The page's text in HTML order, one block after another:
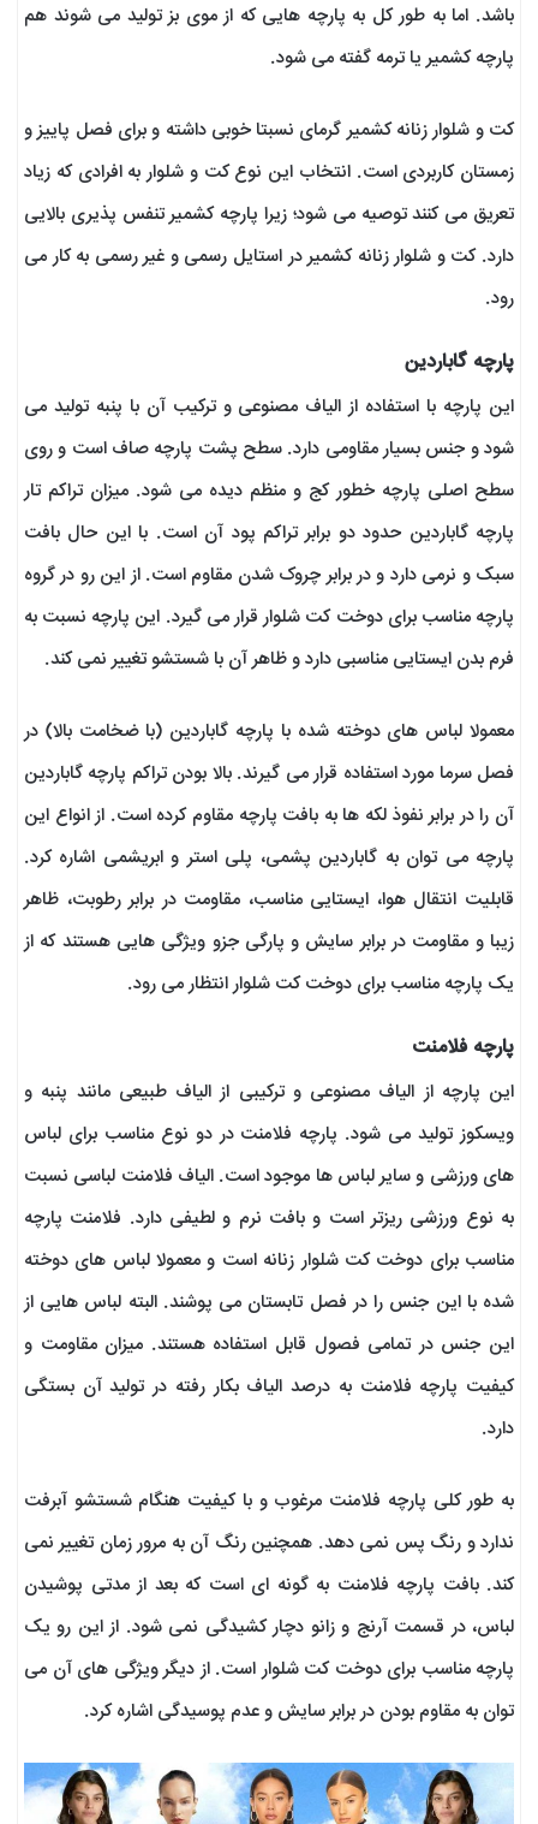
باشد. اما به طور کل به پارچه هایی که از موی بز تولید می شوند هم
پارچه کشمیر یا ترمه گفته می شود.
کت و شلوار زنانه کشمیر گرمای نسبتا خوبی داشته و برای فصل پاییز و
زمستان کاربردی است. انتخاب این نوع کت و شلوار به افرادی که زیاد
تعریق می کنند توصیه می شود؛ زیرا پارچه کشمیر تنفس پذیری بالایی
دارد. کت و شلوار زنانه کشمیر در استایل رسمی و غیر رسمی به کار می
رود.
پارچه گاباردین
این پارچه با استفاده از الیاف مصنوعی و ترکیب آن با پنبه تولید می
شود و جنس بسیار مقاومی دارد. سطح پشت پارچه صاف است و روی
سطح اصلی پارچه خطور کج و منظم دیده می شود. میزان تراکم تار
پارچه گاباردین حدود دو برابر تراکم پود آن است. با این حال بافت
سبک و نرمی دارد و در برابر چروک شدن مقاوم است. از این رو در گروه
پارچه مناسب برای دوخت کت شلوار قرار می گیرد. این پارچه نسبت به
فرم بدن ایستایی مناسبی دارد و ظاهر آن با شستشو تغییر نمی کند.
معمولا لباس های دوخته شده با پارچه گاباردین (با ضخامت بالا) در
فصل سرما مورد استفاده قرار می گیرند. بالا بودن تراکم پارچه گاباردین
آن را در برابر نفوذ لکه ها به بافت پارچه مقاوم کرده است. از انواع این
پارچه می توان به گاباردین پشمی، پلی استر و ابریشمی اشاره کرد.
قابلیت انتقال هوا، ایستایی مناسب، مقاومت در برابر رطوبت، ظاهر
زیبا و مقاومت در برابر سایش و پارگی جزو ویژگی هایی هستند که از
یک پارچه مناسب برای دوخت کت شلوار انتظار می رود.
پارچه فلامنت
این پارچه از الیاف مصنوعی و ترکیبی از الیاف طبیعی مانند پنبه و
ویسکوز تولید می شود. پارچه فلامنت در دو نوع مناسب برای لباس
های ورزشی و سایر لباس ها موجود است. الیاف فلامنت لباسی نسبت
به نوع ورزشی ریزتر است و بافت نرم و لطیفی دارد. فلامنت پارچه
مناسب برای دوخت کت شلوار زنانه است و معمولا لباس های دوخته
شده با این جنس را در فصل تابستان می پوشند. البته لباس هایی از
این جنس در تمامی فصول قابل استفاده هستند. میزان مقاومت و
کیفیت پارچه فلامنت به درصد الیاف بکار رفته در تولید آن بستگی
دارد.
به طور کلی پارچه فلامنت مرغوب و با کیفیت هنگام شستشو آبرفت
ندارد و رنگ پس نمی دهد. همچنین رنگ آن به مرور زمان تغییر نمی
کند. بافت پارچه فلامنت به گونه ای است که بعد از مدتی پوشیدن
لباس، در قسمت آرنج و زانو دچار کشیدگی نمی شود. از این رو یک
پارچه مناسب برای دوخت کت شلوار است. از دیگر ویژگی های آن می
توان به مقاوم بودن در برابر سایش و عدم پوسیدگی اشاره کرد.